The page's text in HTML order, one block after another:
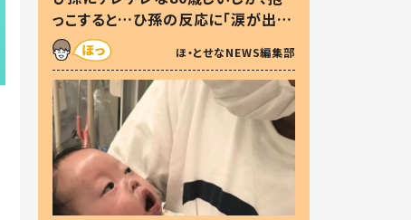
っこすると…ひ孫の反応に「涙が出ま
した」「可愛くて仕方ない」
ほ・とせなNEWS編集部